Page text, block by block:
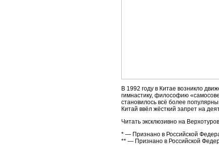
В 1992 году в Китае возникло
гимнастику, философию
становилось всё более
Китай ввёл жёсткий запрет на
Читать эксклюзивно на
* — Признано в Российской
** — Признано в Российской